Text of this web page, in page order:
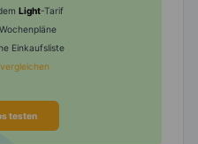
Light-Tarif
Einkaufsliste
testen